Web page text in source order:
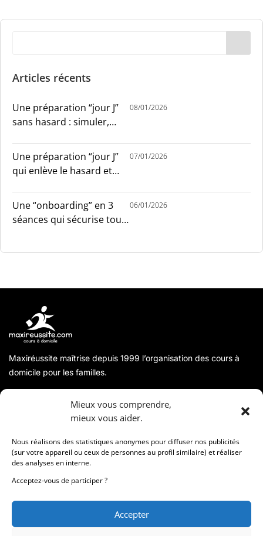
Mieux vous comprendre,
mieux vous aider.
Nous réalisons des statistiques anonymes pour diffuser nos publicités
(sur votre appareil ou ceux de personnes au profil similaire) et réaliser
des analyses en interne.
Acceptez-vous de participer ?
Accepter
Articles récents
Une préparation “jour J”
sans hasard : simuler,
08/01/2026
Une préparation “jour J”
qui enlève le hasard et
07/01/2026
Une “onboarding” en 3
séances qui sécurise tout
06/01/2026
Maxiréussite maîtrise depuis 1999 l’organisation des cours à
domicile pour les familles.
Coordonnées